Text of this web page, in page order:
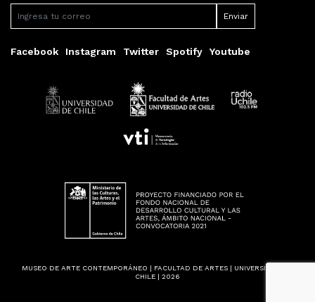
Facebook Instagram Twitter Spotify Youtube
MUSEO DE ARTE CONTEMPORÁNEO | FACULTAD DE ARTES | UNIVERSIDAD DE
CHILE | 2026